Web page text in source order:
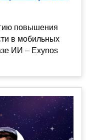
повышения
в мобильных
ИИ – Exynos